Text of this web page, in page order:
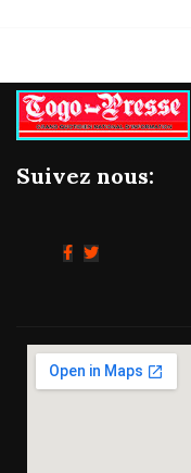
Suivez nous: